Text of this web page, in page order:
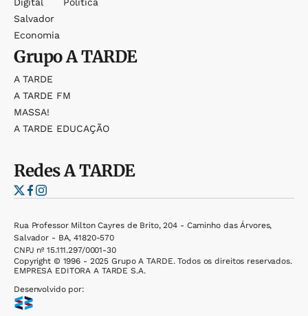
Salvador
Economia
GrupoA TARDE
A TARDE
A TARDE FM
MASSA!
A TARDE EDUCAÇÃO
RedesA TARDE
Rua Professor Milton Cayres de Brito, 204 - Caminho das Árvores,
Salvador - BA, 41820-570
CNPJ nº 15.111.297/0001-30
Copyright © 1996 - 2025 Grupo A TARDE. Todos os direitos reservados.
EMPRESA EDITORA A TARDE S.A.
Desenvolvido por: